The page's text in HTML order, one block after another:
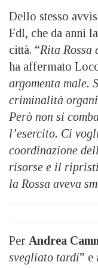
Dello stesso
FdI, che da anni
città. “Rita Rossa
ha affermato
argomenta male.
criminalità
Però non si
l’esercito. Ci
coordinazione
risorse e il
la Rossa aveva
Per Andrea
svegliato tardi” e